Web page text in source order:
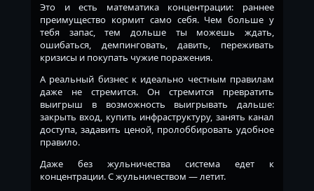
Это и есть математика концентрации: раннее
преимущество кормит само себя. Чем больше у
тебя запас, тем дольше ты можешь ждать,
ошибаться, демпинговать, давить, переживать
кризисы и покупать чужие поражения.
А реальный бизнес к идеально честным правилам
даже не стремится. Он стремится превратить
выигрыш в возможность выигрывать дальше:
закрыть вход, купить инфраструктуру, занять канал
доступа, задавить ценой, пролоббировать удобное
правило.
Даже без жульничества система едет к
концентрации. С жульничеством — летит.